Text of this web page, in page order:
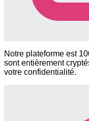
Notre plateforme est
sont entièrement
votre confidentialité.